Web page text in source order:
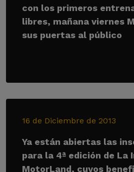
con los primeros
libres, mañana viernes
sus puertas al público
16 de Diciembre de 2013
Ya están abiertas las
para la 4ª edición de La
MotorLand, cuyos